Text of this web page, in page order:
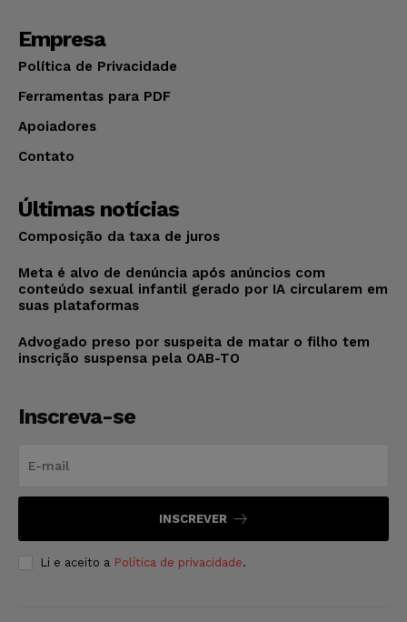
Empresa
Política de Privacidade
Ferramentas para PDF
Apoiadores
Contato
Últimas notícias
Composição da taxa de juros
Meta é alvo de denúncia após anúncios com
conteúdo sexual infantil gerado por IA circularem em
suas plataformas
Advogado preso por suspeita de matar o filho tem
inscrição suspensa pela OAB-TO
Inscreva-se
INSCREVER
Li e aceito a Política de privacidade.